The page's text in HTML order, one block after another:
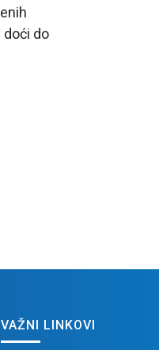
do
VAŽNI LINKOVI